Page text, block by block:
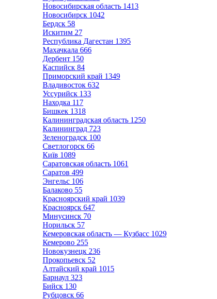
Новосибирская область 1413
Новосибирск 1042
Бердск 58
Искитим 27
Республика Дагестан 1395
Махачкала 666
Дербент 150
Каспийск 84
Приморский край 1349
Владивосток 632
Уссурийск 133
Находка 117
Бишкек 1318
Калининградская область 1250
Калининград 723
Зеленоградск 100
Светлогорск 66
Київ 1089
Саратовская область 1061
Саратов 499
Энгельс 106
Балаково 55
Красноярский край 1039
Красноярск 647
Минусинск 70
Норильск 57
Кемеровская область — Кузбасс 1029
Кемерово 255
Новокузнецк 236
Прокопьевск 52
Алтайский край 1015
Барнаул 323
Бийск 130
Рубцовск 66